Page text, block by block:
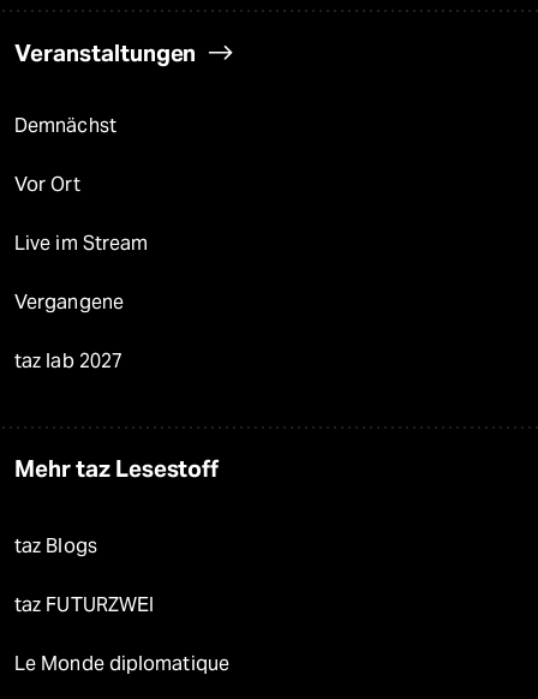
Veranstaltungen
Demnächst
Vor Ort
Live im Stream
Vergangene
taz lab 2027
Mehr taz Lesestoff
taz Blogs
taz FUTURZWEI
Le Monde diplomatique